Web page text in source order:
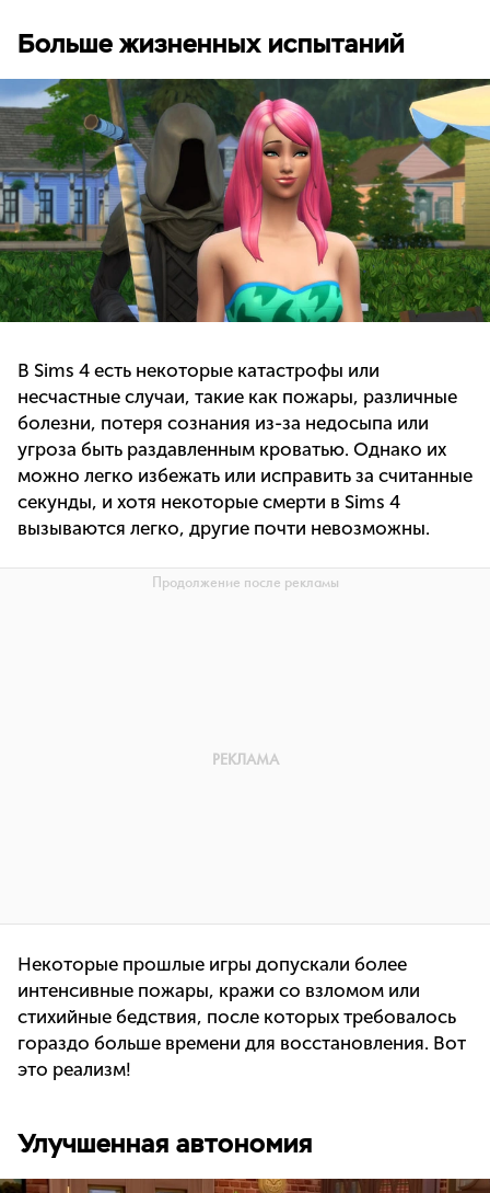
Больше жизненных испытаний
В Sims 4 есть некоторые катастрофы или
несчастные случаи, такие как пожары, различные
болезни, потеря сознания из-за недосыпа или
угроза быть раздавленным кроватью. Однако их
можно легко избежать или исправить за считанные
секунды, и хотя некоторые смерти в Sims 4
вызываются легко, другие почти невозможны.
Некоторые прошлые игры допускали более
интенсивные пожары, кражи со взломом или
стихийные бедствия, после которых требовалось
гораздо больше времени для восстановления. Вот
это реализм!
Улучшенная автономия